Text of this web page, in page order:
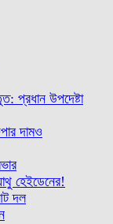
প্রধান উপদেষ্টা
দামও
হেইডেনের!
দল